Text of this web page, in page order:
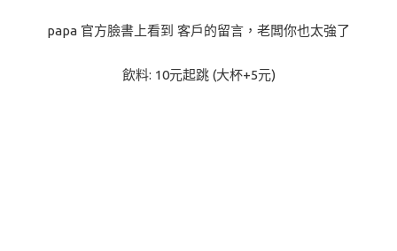
papa 官方臉書上看到 客戶的留言，老闆你也太強了
飲料: 10元起跳 (大杯+5元)